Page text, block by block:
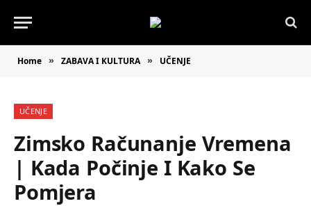
Home » ZABAVA I KULTURA » UČENJE
UČENJE
Zimsko Računanje Vremena
| Kada Počinje I Kako Se
Pomjera